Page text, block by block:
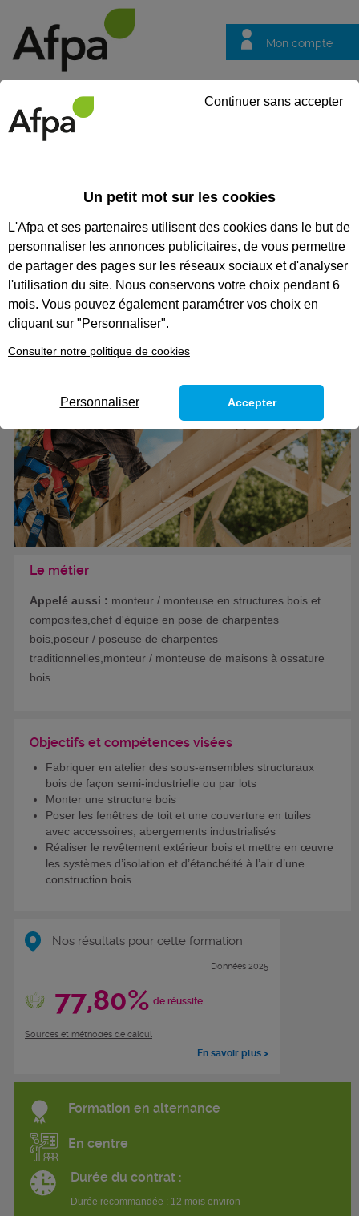
Mon compte
questions
CODES
CONSTRUCTEUR BOIS -
CONTRAT EN ALTERNANCE
Le métier
Appelé aussi : monteur / monteuse en structures bois et
composites,chef d'équipe en pose de charpentes
bois,poseur / poseuse de charpentes
traditionnelles,monteur / monteuse de maisons à ossature
bois.
Objectifs et compétences visées
Fabriquer en atelier des sous-ensembles structuraux
bois de façon semi-industrielle ou par lots
Monter une structure bois
Poser les fenêtres de toit et une couverture en tuiles
avec accessoires, abergements industrialisés
Réaliser le revêtement extérieur bois et mettre en œuvre
les systèmes d’isolation et d’étanchéité à l’air d’une
construction bois
Nos résultats pour cette formation
Données 2025
77,80% de réussite
Sources et méthodes de calcul
En savoir plus >
Formation en alternance
En centre
Durée du contrat :
Durée recommandée : 12 mois environ
Un petit mot sur les cookies
L'Afpa et ses partenaires utilisent des cookies dans le but de
personnaliser les annonces publicitaires, de vous permettre
de partager des pages sur les réseaux sociaux et d'analyser
l'utilisation du site. Nous conservons votre choix pendant 6
mois. Vous pouvez également paramétrer vos choix en
cliquant sur "Personnaliser".
Consulter notre politique de cookies
Continuer sans accepter
Personnaliser Accepter